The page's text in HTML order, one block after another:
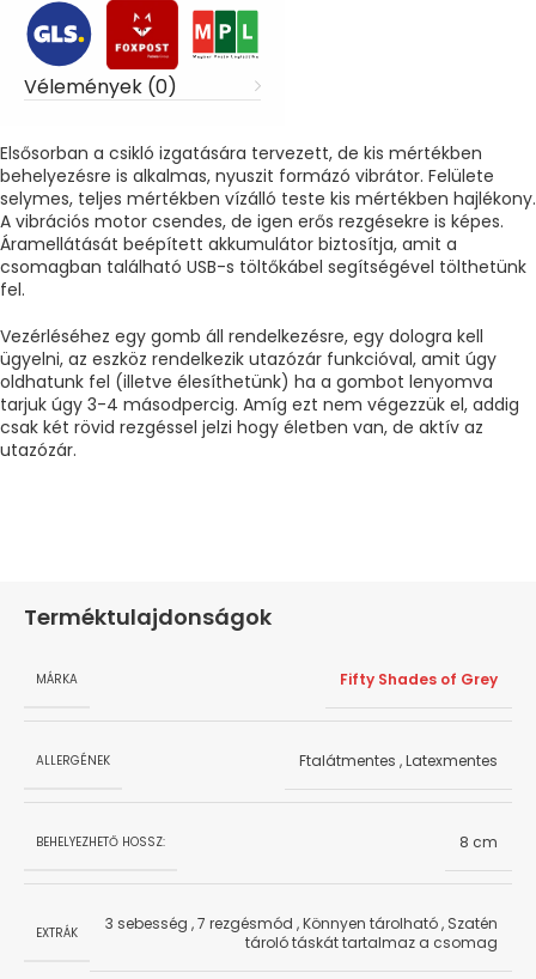
Vélemények (0)
Elsősorban a csikló izgatására tervezett, de kis mértékben
behelyezésre is alkalmas, nyuszit formázó vibrátor. Felülete
selymes, teljes mértékben vízálló teste kis mértékben hajlékony.
A vibrációs motor csendes, de igen erős rezgésekre is képes.
Áramellátását beépített akkumulátor biztosítja, amit a
csomagban található USB-s töltőkábel segítségével tölthetünk
fel.
Vezérléséhez egy gomb áll rendelkezésre, egy dologra kell
ügyelni, az eszköz rendelkezik utazózár funkcióval, amit úgy
oldhatunk fel (illetve élesíthetünk) ha a gombot lenyomva
tarjuk úgy 3-4 másodpercig. Amíg ezt nem végezzük el, addig
csak két rövid rezgéssel jelzi hogy életben van, de aktív az
utazózár.
Terméktulajdonságok
MÁRKA Fifty Shades of Grey
ALLERGÉNEK Ftalátmentes ,Latexmentes
BEHELYEZHETŐ HOSSZ: 8 cm
EXTRÁK 3 sebesség ,7 rezgésmód ,Könnyen tárolható, Szatén
tároló táskát tartalmaz a csomag